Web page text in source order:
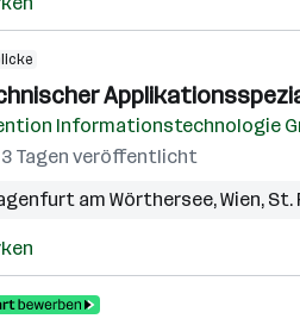
Informationstechnologie
Tagen veröffentlicht
am Wörthersee,Wien, St.